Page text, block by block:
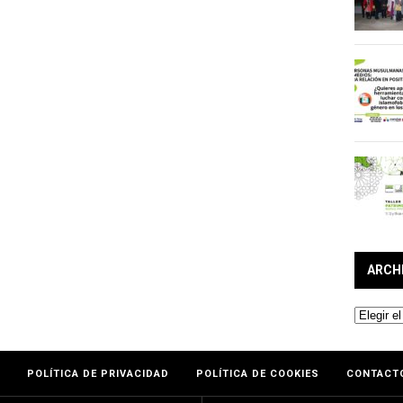
Archivos
POLÍTICA DE PRIVACIDAD POLÍTICA DE COOKIES